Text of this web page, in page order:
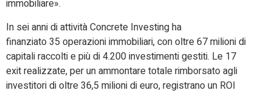
immobiliare».
In sei anni di attività Concrete Investing ha
finanziato 35 operazioni immobiliari, con oltre 67 milioni di
capitali raccolti e più di 4.200 investimenti gestiti. Le 17
exit realizzate, per un ammontare totale rimborsato agli
investitori di oltre 36,5 milioni di euro, registrano un ROI